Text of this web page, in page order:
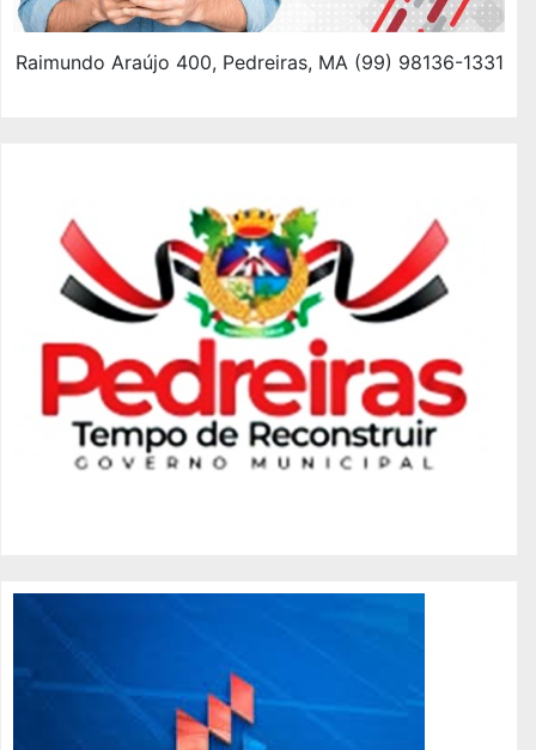
Raimundo Araújo 400, Pedreiras, MA (99) 98136-1331